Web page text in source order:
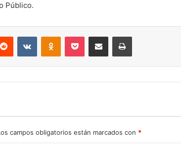
Público.
Reddit VKontakteOdnoklassniki
Pocket Compartir por correo electrónicoImprimir
campos obligatorios están marcados con *